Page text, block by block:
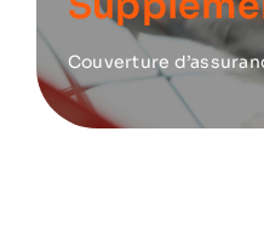
Couverture